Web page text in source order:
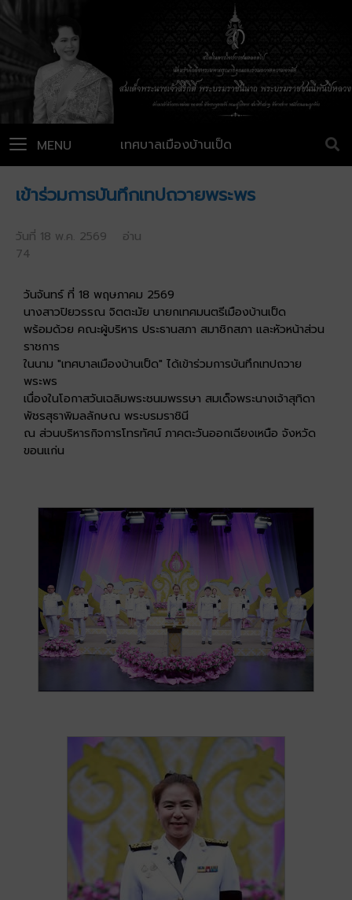
เทศบาลเมืองบ้านเป็ด
MENU
เข้าร่วมการบันทึกเทปถวายพระพร
วันที่ 18 พ.ค. 2569 อ่าน
74
วันจันทร์ ที่ 18 พฤษภาคม 2569
นางสาวปิยวรรณ จิตตะมัย นายกเทศมนตรีเมืองบ้านเป็ด
พร้อมด้วย คณะผู้บริหาร ประธานสภา สมาชิกสภา และหัวหน้าส่วน
ราชการ
ในนาม "เทศบาลเมืองบ้านเป็ด" ได้เข้าร่วมการบันทึกเทปถวาย
พระพร
เนื่องในโอกาสวันเฉลิมพระชนมพรรษา สมเด็จพระนางเจ้าสุทิดา
พัชรสุธาพิมลลักษณ พระบรมราชินี
ณ ส่วนบริหารกิจการโทรทัศน์ ภาคตะวันออกเฉียงเหนือ จังหวัด
ขอนแก่น